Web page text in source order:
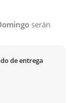
serán
de entrega